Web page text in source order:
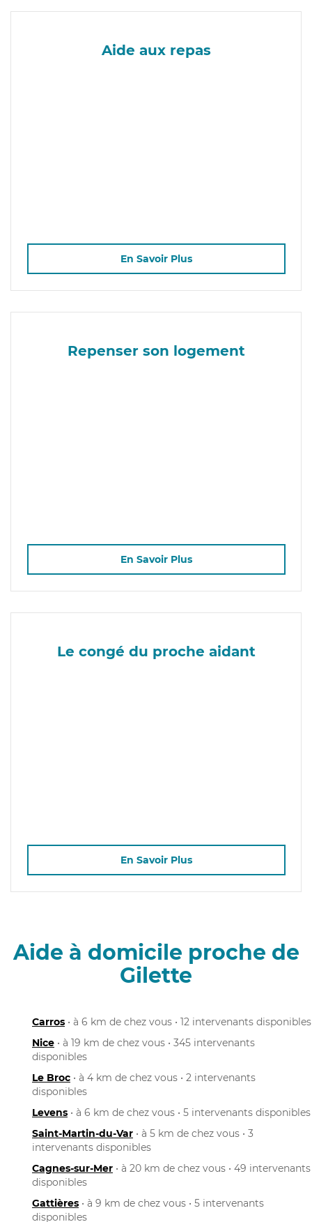
Aide aux repas
En Savoir Plus
Repenser son logement
En Savoir Plus
Le congé du proche aidant
En Savoir Plus
Aide à domicile proche de
Gilette
Carros • à 6 km de chez vous • 12 intervenants disponibles
Nice • à 19 km de chez vous • 345 intervenants
disponibles
Le Broc • à 4 km de chez vous • 2 intervenants
disponibles
Levens • à 6 km de chez vous • 5 intervenants disponibles
Saint-Martin-du-Var • à 5 km de chez vous • 3
intervenants disponibles
Cagnes-sur-Mer • à 20 km de chez vous • 49 intervenants
disponibles
Gattières • à 9 km de chez vous • 5 intervenants
disponibles